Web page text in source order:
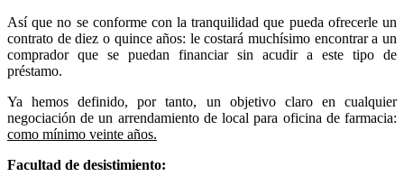
Así que no se conforme con la tranquilidad que pueda ofrecerle un
contrato de diez o quince años: le costará muchísimo encontrar a un
comprador que se puedan financiar sin acudir a este tipo de
préstamo.
Ya hemos definido, por tanto, un objetivo claro en cualquier
negociación de un arrendamiento de local para oficina de farmacia:
como mínimo veinte años.
Facultad de desistimiento: